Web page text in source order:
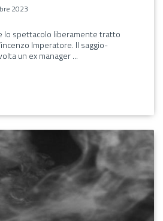
2023
lo spettacolo liberamente tratto
Imperatore. Il saggio-
un ex manager ...